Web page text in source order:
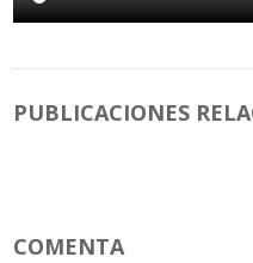
PUBLICACIONES
COMENTA